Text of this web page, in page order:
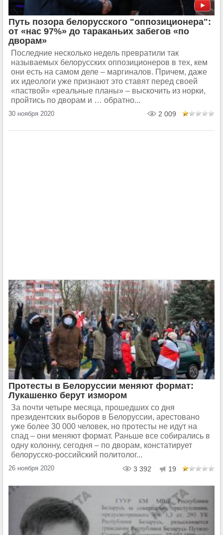
Путь позора белорусского "оппозиционера":
от «нас 97%» до тараканьих забегов «по
дворам»
Последние несколько недель превратили так
называемых белорусских оппозиционеров в тех, кем
они есть на самом деле – маргиналов. Причем, даже
их идеологи уже признают это ставят перед своей
«паствой» «реальные планы» – выскочить из норки,
пройтись по дворам и … обратно...
30 ноября 2020 2 009
Протесты в Белоруссии меняют формат:
Лукашенко берут измором
За почти четыре месяца, прошедших со дня
президентских выборов в Белоруссии, арестовано
уже более 30 000 человек, но протесты не идут на
спад – они меняют формат. Раньше все собирались в
одну колонну, сегодня – по дворам, констатирует
белорусско-российский политолог...
26 ноября 2020 3 392 19